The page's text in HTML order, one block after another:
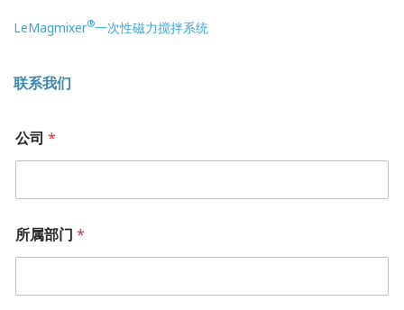
LeMagmixer®一次性磁力搅拌系统
联系我们
*
姓
*
箱
公司 *
所属部门 *